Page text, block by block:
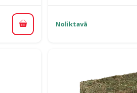
Pievienot grozam
Noliktavā